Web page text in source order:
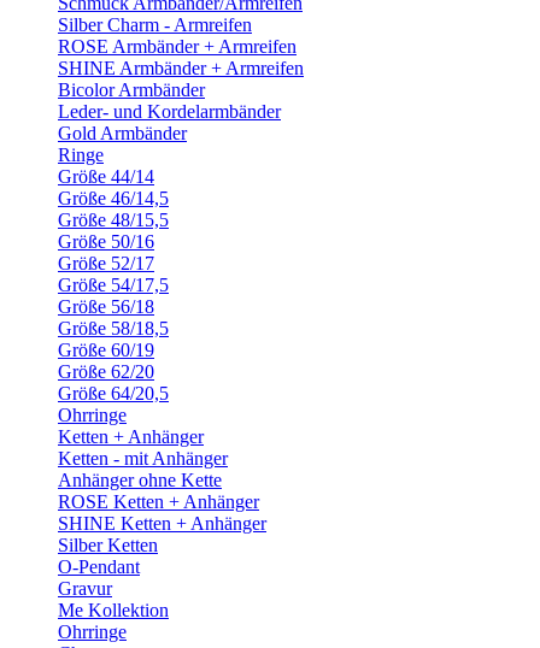
Silber Charm - Armreifen
ROSE Armbänder + Armreifen
SHINE Armbänder + Armreifen
Bicolor Armbänder
Leder- und Kordelarmbänder
Gold Armbänder
Ringe
Größe 44/14
Größe 46/14,5
Größe 48/15,5
Größe 50/16
Größe 52/17
Größe 54/17,5
Größe 56/18
Größe 58/18,5
Größe 60/19
Größe 62/20
Größe 64/20,5
Ohrringe
Ketten + Anhänger
Ketten - mit Anhänger
Anhänger ohne Kette
ROSE Ketten + Anhänger
SHINE Ketten + Anhänger
Silber Ketten
O-Pendant
Gravur
Me Kollektion
Ohrringe